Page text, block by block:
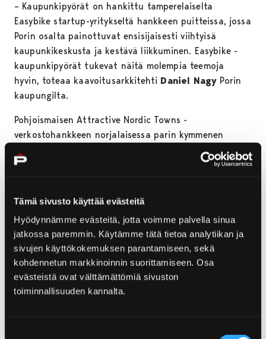
Tämä sivusto käyttää evästeitä
Hyödynnämme evästeitä, jotta voimme palvella sinua
jatkossa paremmin. Käytämme tätä tietoa analytiikan ja
sivujen käyttökokemuksen parantamiseen, sekä
kohdennetun markkinoinnin suorittamiseen. Osa
evästeistä ovat välttämättömiä sivuston
toiminnallisuuden kannalta.
– Kaupunkipyörät on hankittu tamperelaiselta
Easybike startup-yritykseltä hankkeen puitteissa, jossa
Porin osalta painottuvat ensisijaisesti viihtyisä
kaupunkikeskusta ja kestävä liikkuminen. Easybike -
kaupunkipyörät tukevat näitä molempia teemoja
hyvin, toteaa kaavoitusarkkitehti Daniel Nagy Porin
kaupungilta.
Pohjoismaisen Attractive Nordic Towns -
verkostohankkeen norjalaisessa parin kymmenen
tuhannen asukkaan partnerikaupungissa on viime
syksynä otettu käyttöön kaupunkipyöräjärjestelmä
– Easybiken sovellus perustuu myös samaan
nykyaikaiseen älyteknologiaan ja tukee viisaan
liikkumisen tapoja. Suomessa jo useat keskikokoiset
kaupungit ovat kokeilleet samaa, sanoo Nagy.
Pyörän voi vuokrata puoleksi tunniksi ja vaikka
hurauttaa Matkakeskukselta Kirjurinluotoon. Jos on
lainataan joltain pyöräpysäkiltä ja palautetaan ihan